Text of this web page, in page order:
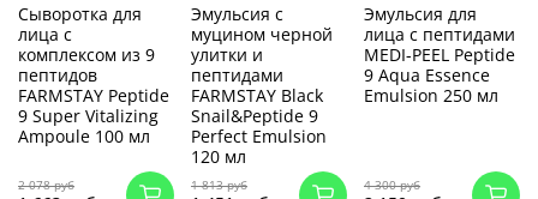
Сыворотка для
лица с
комплексом из 9
пептидов
FARMSTAY Peptide
9 Super Vitalizing
Ampoule 100 мл
2 078 руб
Эмульсия с
муцином черной
улитки и
пептидами
FARMSTAY Black
Snail&Peptide 9
Perfect Emulsion
120 мл
1 813 руб
Эмульсия для
лица с пептидами
MEDI-PEEL Peptide
9 Aqua Essence
Emulsion 250 мл
4 300 руб